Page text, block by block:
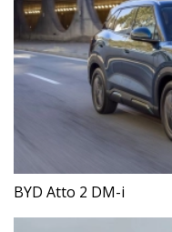
BYD Atto 2 DM-i